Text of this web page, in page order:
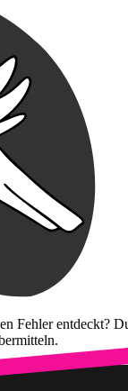
Fehler entdeckt?